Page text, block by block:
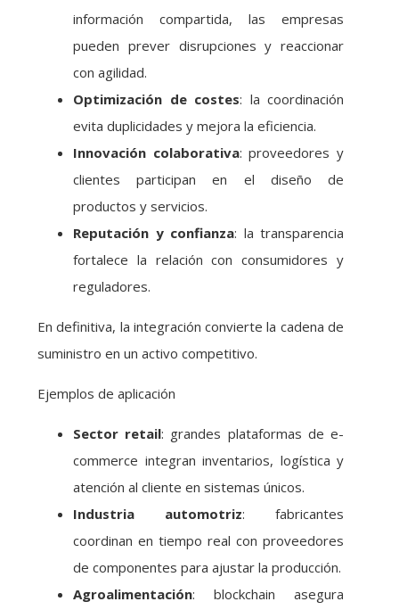
información compartida, las empresas
pueden prever disrupciones y reaccionar
con agilidad.
Optimización de costes: la coordinación
evita duplicidades y mejora la eficiencia.
Innovación colaborativa: proveedores y
clientes participan en el diseño de
productos y servicios.
Reputación y confianza: la transparencia
fortalece la relación con consumidores y
reguladores.
En definitiva, la integración convierte la cadena de
suministro en un activo competitivo.
Ejemplos de aplicación
Sector retail: grandes plataformas de e-
commerce integran inventarios, logística y
atención al cliente en sistemas únicos.
Industria automotriz: fabricantes
coordinan en tiempo real con proveedores
de componentes para ajustar la producción.
Agroalimentación: blockchain asegura